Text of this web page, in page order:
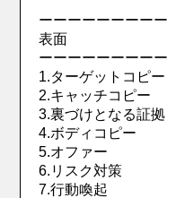
ーーーーーーーーー
表面
ーーーーーーーーー
1.ターゲットコピー
2.キャッチコピー
3.裏づけとなる証拠
4.ボディコピー
5.オファー
6.リスク対策
7.行動喚起